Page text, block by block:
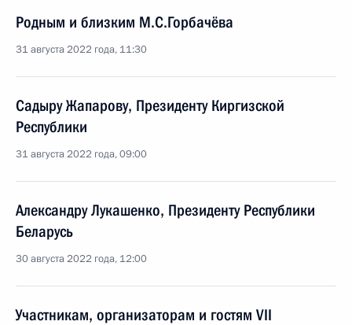
Родным и близким М.С.Горбачёва
31 августа 2022 года, 11:30
Садыру Жапарову, Президенту Киргизской
Республики
31 августа 2022 года, 09:00
Александру Лукашенко, Президенту Республики
Беларусь
30 августа 2022 года, 12:00
Участникам, организаторам и гостям VII